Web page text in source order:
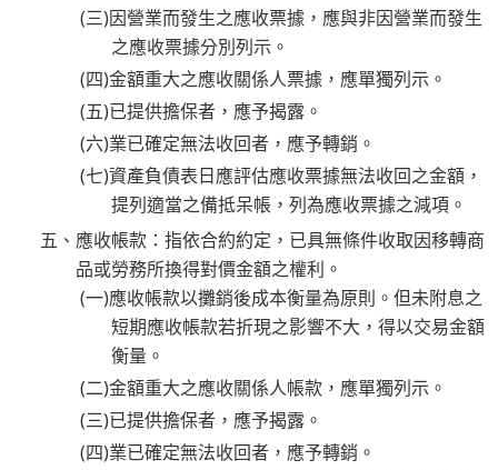
(三)因營業而發生之應收票據，應與非因營業而發生
之應收票據分別列示。
(四)金額重大之應收關係人票據，應單獨列示。
(五)已提供擔保者，應予揭露。
(六)業已確定無法收回者，應予轉銷。
(七)資產負債表日應評估應收票據無法收回之金額，
提列適當之備抵呆帳，列為應收票據之減項。
五、應收帳款：指依合約約定，已具無條件收取因移轉商
品或勞務所換得對價金額之權利。
(一)應收帳款以攤銷後成本衡量為原則。但未附息之
短期應收帳款若折現之影響不大，得以交易金額
衡量。
(二)金額重大之應收關係人帳款，應單獨列示。
(三)已提供擔保者，應予揭露。
(四)業已確定無法收回者，應予轉銷。